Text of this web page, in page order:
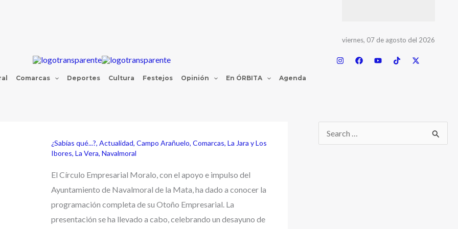
viernes, 07 de agosto del 2026
Comarcas Deportes Cultura Festejos Opinión En ÓRBITA Agenda
¿Sabías qué...?, Actualidad, Campo Arañuelo, Comarcas, La Jara y Los
Ibores, La Vera, Navalmoral
El Círculo Empresarial Moralo, con el apoyo e impulso del
Ayuntamiento de Navalmoral de la Mata, ha dado a conocer la
programación completa de su Otoño Empresarial. La
presentación se ha llevado a cabo, celebrando un desayuno de